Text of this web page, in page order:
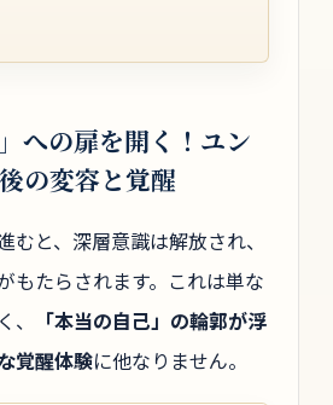
への扉を開く！ユン
の変容と覚醒
むと、深層意識は解放され、
もたらされます。これは単な
「本当の自己」の輪郭が浮
覚醒体験に他なりません。